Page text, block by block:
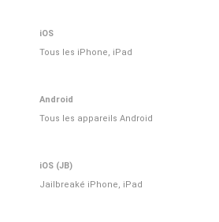
iOS
Tous les iPhone, iPad
Android
Tous les appareils Android
iOS (JB)
Jailbreaké iPhone, iPad